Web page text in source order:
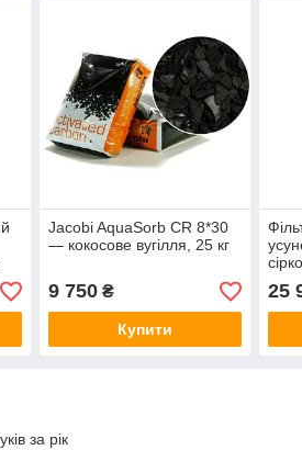
Jacobi AquaSorb CR 8*30
— кокосове вугілля, 25 кг
9 750₴
Купити
25
за рік